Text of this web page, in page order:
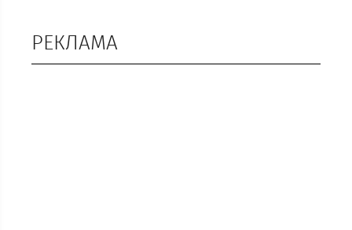
РЕКЛАМА